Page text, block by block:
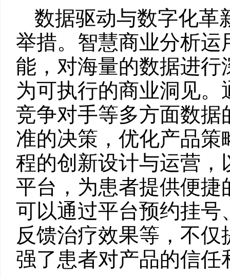
数据驱动与数字化革
举措。智慧商业分析
能，对海量的数据进
为可执行的商业洞见
竞争对手等多方面数
准的决策，优化产品
程的创新设计与运营
平台，为患者提供便
可以通过平台预约挂
反馈治疗效果等，不
强了患者对产品的信任